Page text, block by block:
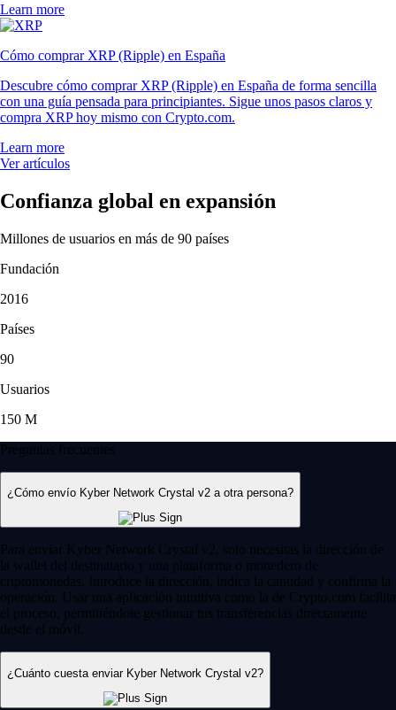
Learn more
Cómo comprar XRP (Ripple) en España
Descubre cómo comprar XRP (Ripple) en España de forma sencilla
con una guía pensada para principiantes. Sigue unos pasos claros y
compra XRP hoy mismo con Crypto.com.
Learn more
Ver artículos
Confianza global en expansión
Millones de usuarios en más de 90 países
Fundación
2016
Países
90
Usuarios
150 M
Preguntas frecuentes
¿Cómo envío Kyber Network Crystal v2 a otra persona?
Para enviar Kyber Network Crystal v2, solo necesitas la dirección de
la wallet del destinatario y una plataforma o monedero de
criptomonedas. Introduce la dirección, indica la cantidad y confirma la
operación. Usar una aplicación intuitiva como la de Crypto.com facilita
el proceso, permitiéndote gestionar tus transferencias directamente
desde el móvil.
¿Cuánto cuesta enviar Kyber Network Crystal v2?